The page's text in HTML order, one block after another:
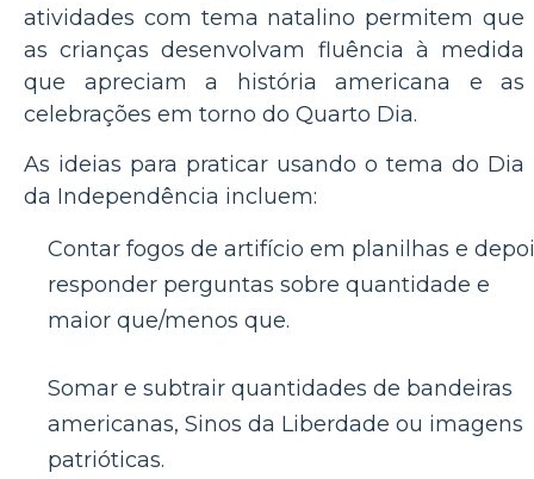
atividades com tema natalino permitem que
as crianças desenvolvam fluência à medida
que apreciam a história americana e as
celebrações em torno do Quarto Dia.
As ideias para praticar usando o tema do Dia
da Independência incluem:
Contar fogos de artifício em planilhas e
responder perguntas sobre quantidade e
maior que/menos que.
Somar e subtrair quantidades de bandeiras
americanas, Sinos da Liberdade ou imagens
patrióticas.